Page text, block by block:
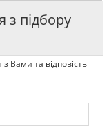
з підбору
Вами та відповість